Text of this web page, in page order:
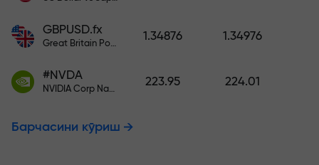
GBPUSD.fx
Great Britain Pound vs US Dollar
1.34876 1.34976
#NVDA
NVIDIA Corp Nasdaq Stock Exchange (Nasdaq) USD
223.95 224.01
Барчасини кўриш